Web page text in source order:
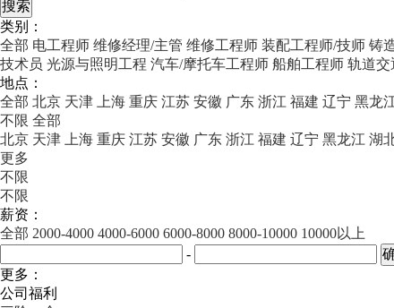
类别：
全部 电工程师 维修经理/主管 维修工程师 装配工程师/技师 铸
技术员 光源与照明工程 汽车/摩托车工程师 船舶工程师 轨道交
地点：
全部 北京 天津 上海 重庆 江苏 安徽 广东 浙江 福建 辽宁 黑龙
不限 全部
北京 天津 上海 重庆 江苏 安徽 广东 浙江 福建 辽宁 黑龙江 湖
更多
不限
不限
薪资：
全部 2000-4000 4000-6000 6000-8000 8000-10000 10000以上
-
更多：
公司福利